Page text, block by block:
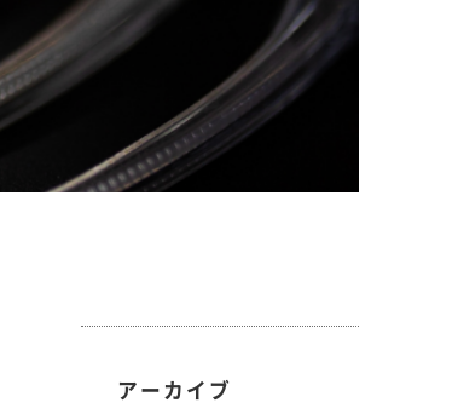
アーカイブ